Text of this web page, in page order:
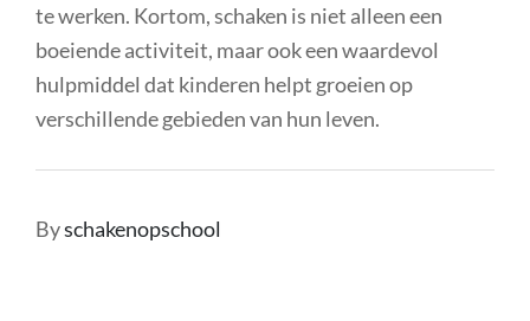
te werken. Kortom, schaken is niet alleen een
boeiende activiteit, maar ook een waardevol
hulpmiddel dat kinderen helpt groeien op
verschillende gebieden van hun leven.
Byschakenopschool